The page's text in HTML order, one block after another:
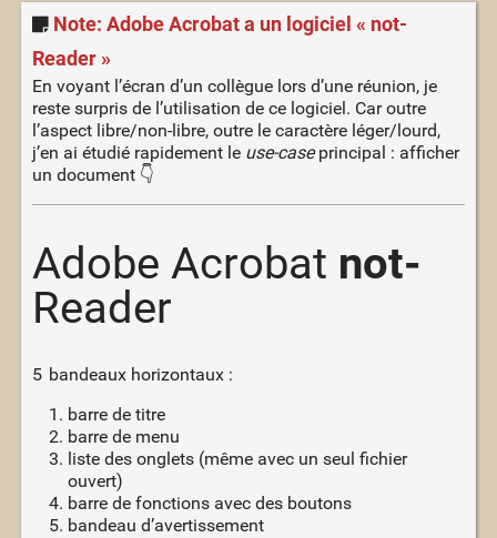
Note: Adobe Acrobat a un logiciel « not-
Reader »
En voyant l’écran d’un collègue lors d’une réunion, je
reste surpris de l’utilisation de ce logiciel. Car outre
l’aspect libre/non-libre, outre le caractère léger/lourd,
j’en ai étudié rapidement le use-caseprincipal : afficher
un document 👇
Adobe Acrobat not-
Reader
5 bandeaux horizontaux :
barre de titre
barre de menu
liste des onglets (même avec un seul fichier
ouvert)
barre de fonctions avec des boutons
bandeau d’avertissement